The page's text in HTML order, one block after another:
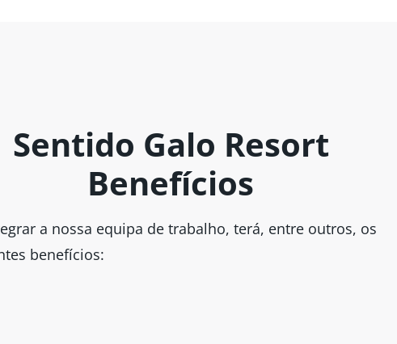
Sentido Galo Resort
Benefícios
a nossa equipa de trabalho, terá, entre outros, os
benefícios: